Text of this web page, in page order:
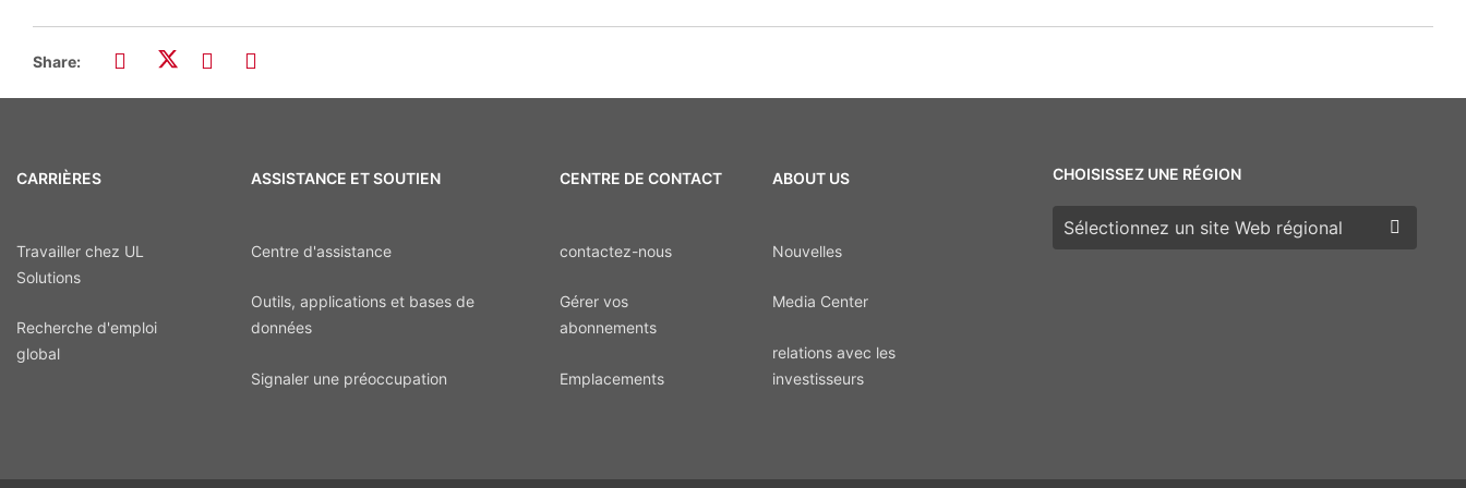
Share:
CARRIÈRES
Travailler chez UL
Solutions
Recherche d'emploi
global
ASSISTANCE ET SOUTIEN
Centre d'assistance
Outils, applications et bases de
données
Signaler une préoccupation
CENTRE DE CONTACT
contactez-nous
Gérer vos
abonnements
Emplacements
ABOUT US
Nouvelles
Media Center
relations avec les
investisseurs
CHOISISSEZ UNE RÉGION
Choisissez une région